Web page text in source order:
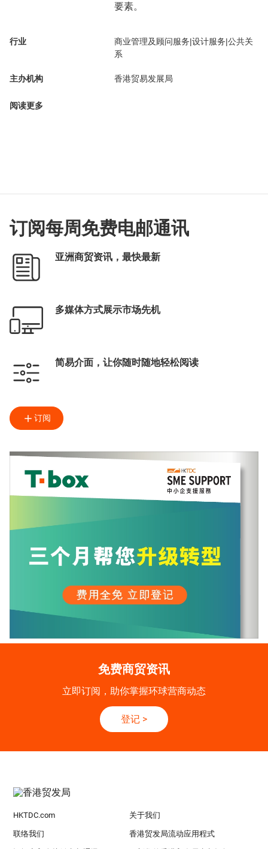
要素。
行业
商业管理及顾问服务|设计服务|公共关
系
主办机构 香港贸易发展局
阅读更多
订阅每周免费电邮通讯
亚洲商贸资讯，最快最新
多媒体方式展示市场先机
简易介面，让你随时随地轻松阅读
订阅
免费商贸资讯
立即订阅，助你掌握环球营商动态
登记 >
HKTDC.com 关于我们
联络我们 香港贸发局流动应用程式